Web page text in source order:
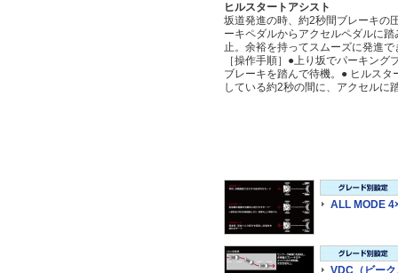
ヒルスタートアシスト
坂道発進の時、約2秒間ブレーキの
ーキペダルからアクセルペダルに
止。余裕を持ってスムーズに発進で
［操作手順］●上り坂でパーキング
ブレーキを踏んで待機。● ヒルス
している約2秒の間に、アクセルに
ALL MODE
VDC（ビー